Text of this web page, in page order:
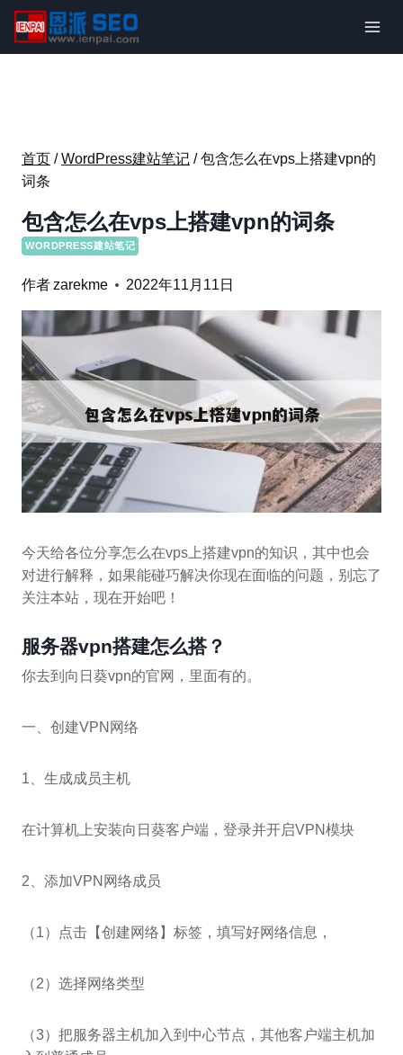
内
首页 / WordPress建站笔记 / 包含怎么在vps上搭建vpn的
词条
包含怎么在vps上搭建vpn的词条
WORDPRESS建站笔记
作者zarekme 2022年11月11日
今天给各位分享怎么在vps上搭建vpn的知识，其中也会
对进行解释，如果能碰巧解决你现在面临的问题，别忘了
关注本站，现在开始吧！
服务器vpn搭建怎么搭？
你去到向日葵vpn的官网，里面有的。
一、创建VPN网络
1、生成成员主机
在计算机上安装向日葵客户端，登录并开启VPN模块
2、添加VPN网络成员
（1）点击【创建网络】标签，填写好网络信息，
（2）选择网络类型
（3）把服务器主机加入到中心节点，其他客户端主机加